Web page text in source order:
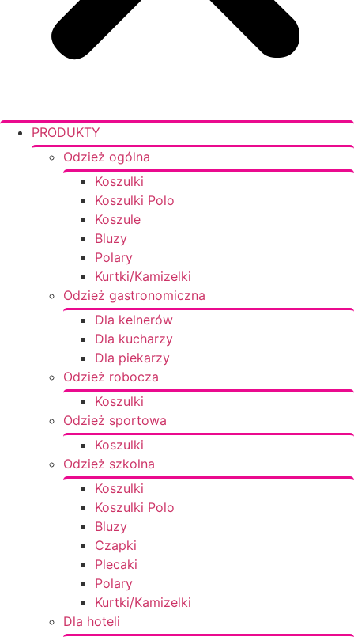
PRODUKTY
Odzież ogólna
Koszulki
Koszulki Polo
Koszule
Bluzy
Polary
Kurtki/Kamizelki
Odzież gastronomiczna
Dla kelnerów
Dla kucharzy
Dla piekarzy
Odzież robocza
Koszulki
Odzież sportowa
Koszulki
Odzież szkolna
Koszulki
Koszulki Polo
Bluzy
Czapki
Plecaki
Polary
Kurtki/Kamizelki
Dla hoteli